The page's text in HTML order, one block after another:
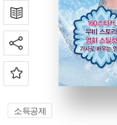
소득공제